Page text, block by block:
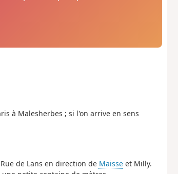
à Malesherbes ; si l'on arrive en sens
de Lans en direction de Maisseet Milly.